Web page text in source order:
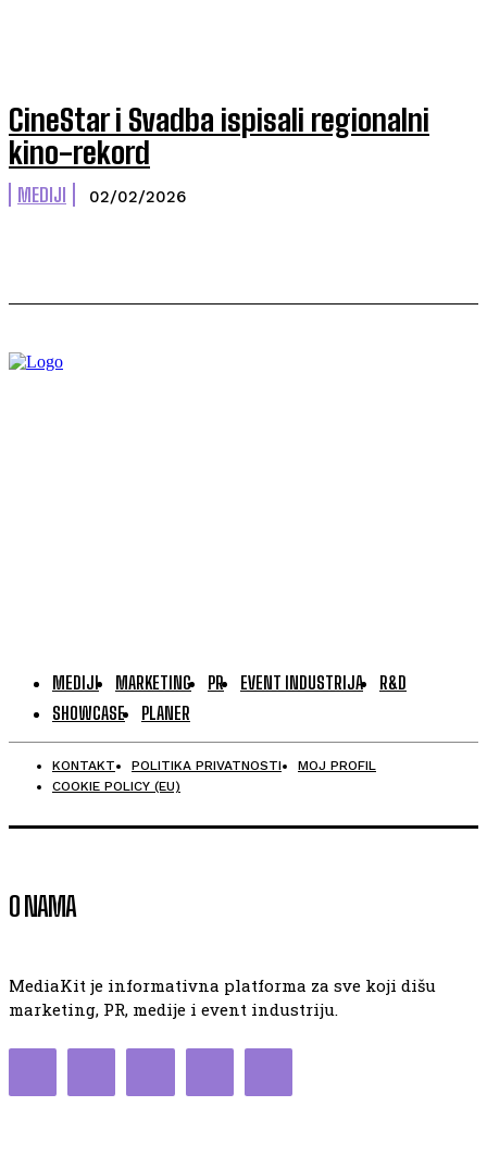
CineStar i Svadba ispisali regionalni
kino-rekord
MEDIJI 02/02/2026
MEDIJI MARKETING PR EVENT INDUSTRIJA
R&D
SHOWCASE
PLANER
KONTAKT POLITIKA PRIVATNOSTI
MOJ PROFIL
COOKIE POLICY (EU)
O NAMA
MediaKit je informativna platforma za sve koji dišu
marketing, PR, medije i event industriju.